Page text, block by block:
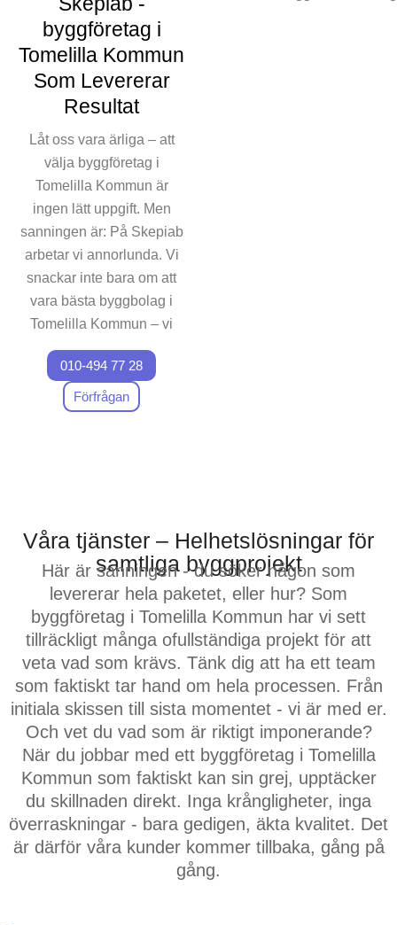
byggföretag i
Tomelilla Kommun
Som Levererar
Resultat
Låt oss vara ärliga – att
välja byggföretag i
Tomelilla Kommun är
ingen lätt uppgift. Men
sanningen är: På Skepiab
arbetar vi annorlunda. Vi
snackar inte bara om att
vara bästa byggbolag i
Tomelilla Kommun – vi
demonstrerar det, projekt
efter projekt. Tänk dig ett
team som är besatta av
kvalitet och som verkligen
(och uppriktigt sagt,
mycket lärdomar) har vi
skapat mer än bara hus –
vi har etablerat ett rykte
som det mest tillförlitliga
byggföretaget i Tomelilla
Kommun. Våra
hantverkare och
projektledare? De tar den
extra milen. Varje. Enda.
Tillfälle.
Detta är det som gör oss
unika: Vi betraktar ditt
projekt som ett hantverk,
010-494 77 28
Förfrågan
Våra tjänster – Helhetslösningar för
samtliga byggprojekt
Här är sanningen - du söker någon som
levererar hela paketet, eller hur? Som
byggföretag i Tomelilla Kommun har vi sett
tillräckligt många ofullständiga projekt för att
veta vad som krävs. Tänk dig att ha ett team
som faktiskt tar hand om hela processen. Från
initiala skissen till sista momentet - vi är med er.
Och vet du vad som är riktigt imponerande?
När du jobbar med ett byggföretag i Tomelilla
Kommun som faktiskt kan sin grej, upptäcker
du skillnaden direkt. Inga krångligheter, inga
överraskningar - bara gedigen, äkta kvalitet. Det
är därför våra kunder kommer tillbaka, gång på
gång.